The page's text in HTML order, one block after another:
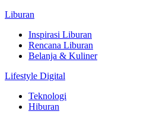
Liburan
Inspirasi Liburan
Rencana Liburan
Belanja & Kuliner
Lifestyle Digital
Teknologi
Hiburan